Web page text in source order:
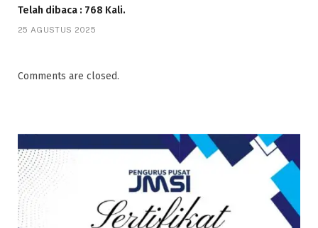
Telah dibaca : 768 Kali.
25 AGUSTUS 2025
Comments are closed.